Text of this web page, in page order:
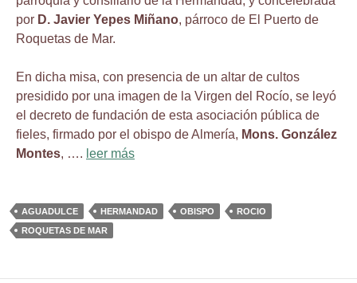
por D. Javier Yepes Miñano, párroco de El Puerto de
Roquetas de Mar.
En dicha misa, con presencia de un altar de cultos
presidido por una imagen de la Virgen del Rocío, se leyó
el decreto de fundación de esta asociación pública de
fieles, firmado por el obispo de Almería, Mons. González
Montes, …. leer más
AGUADULCE HERMANDAD OBISPO
ROCIO
ROQUETAS DE MAR